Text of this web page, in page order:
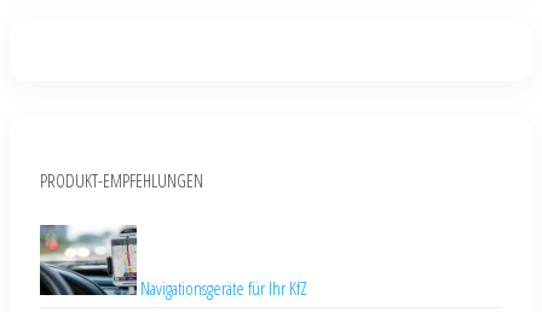
PRODUKT-EMPFEHLUNGEN
Navigationsgeräte für Ihr KfZ